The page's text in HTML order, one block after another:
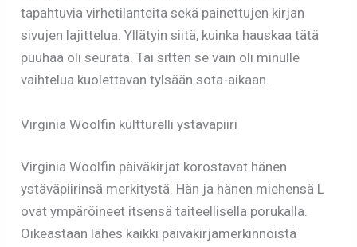
tapahtuvia virhetilanteita sekä painettujen kirjan
sivujen lajittelua. Yllätyin siitä, kuinka hauskaa tätä
puuhaa oli seurata. Tai sitten se vain oli minulle
vaihtelua kuolettavan tylsään sota-aikaan.
Virginia Woolfin kultturelli ystäväpiiri
Virginia Woolfin päiväkirjat korostavat hänen
ystäväpiirinsä merkitystä. Hän ja hänen miehensä L
ovat ympäröineet itsensä taiteellisella porukalla.
Oikeastaan lähes kaikki päiväkirjamerkinnöistä